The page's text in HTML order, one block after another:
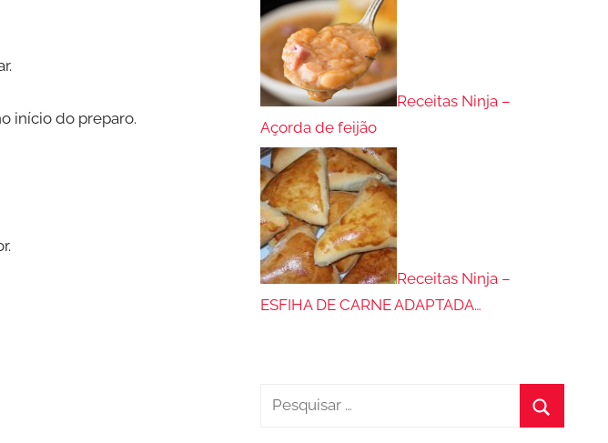
início do preparo.
Receitas Ninja –
Açorda de feijão
Receitas Ninja –
ESFIHA DE CARNE ADAPTADA…
Pesquisar